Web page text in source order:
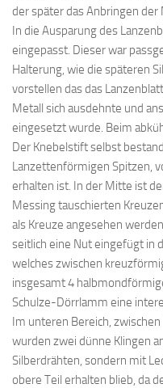
der später das Anbringen
In die Ausparung des
eingepasst. Dieser war
Halterung, wie die späteren
vorstellen das das
Metall sich ausdehnte und
eingesetzt wurde. Beim
Der Knebelstift selbst
Lanzettenförmigen Spitzen,
erhalten ist. In der Mitte ist
Messing tauschierten
als Kreuze angesehen
seitlich eine Nut eingefügt in
welches zwischen
insgesamt 4
Schulze-Dörrlamm eine
Im unteren Bereich,
wurden zwei dünne Klingen
Silberdrähten, sondern mit
obere Teil erhalten blieb, da